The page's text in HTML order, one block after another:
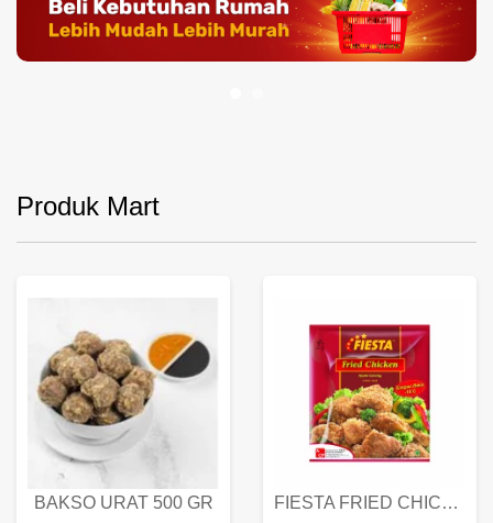
Produk Mart
BAKSO URAT 500 GR FIESTA FRIED CHICKEN 500 GR